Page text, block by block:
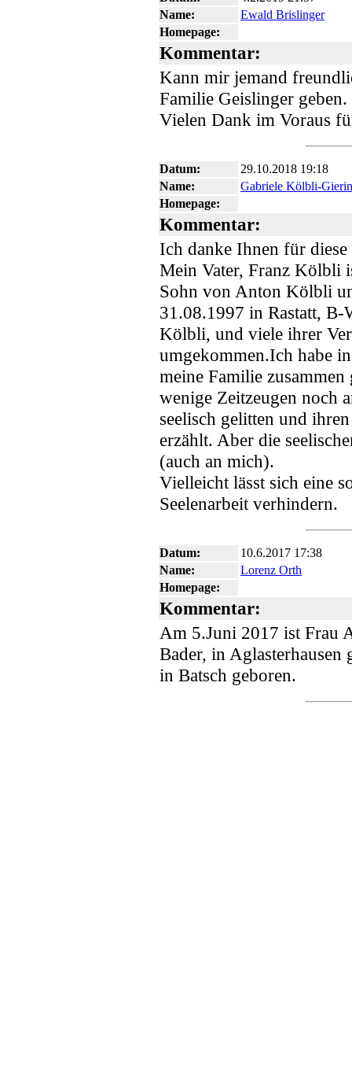
Name:
Ewald Brislinger
Homepage:
Kommentar:
Kann mir jemand
Familie Geislinger geben.
Vielen Dank im Voraus
Datum:
29.10.2018 19:18
Name:
Gabriele Kölbli-
Homepage:
Kommentar:
Ich danke Ihnen für
Mein Vater, Franz Kölbli
Sohn von Anton Kölbli
31.08.1997 in Rastatt, B-
Kölbli, und viele ihrer
umgekommen.Ich habe
meine Familie
wenige Zeitzeugen noch
seelisch gelitten und
erzählt. Aber die
(auch an mich).
Vielleicht lässt sich eine
Seelenarbeit verhindern.
Datum:
10.6.2017 17:38
Name:
Lorenz Orth
Homepage:
Kommentar:
Am 5.Juni 2017 ist Frau
Bader, in Aglasterhausen
in Batsch geboren.